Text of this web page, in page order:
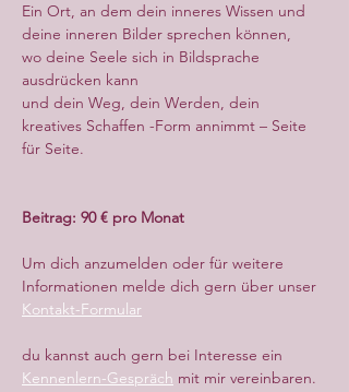
Ein Ort, an dem dein inneres Wissen und
deine inneren Bilder sprechen können,
wo deine Seele sich in Bildsprache
ausdrücken kann
und dein Weg, dein Werden, dein
kreatives Schaffen -Form annimmt – Seite
für Seite.
Beitrag: 90 € pro Monat
Um dich anzumelden oder für weitere
Informationen melde dich gern über unser
Kontakt-Formular
du kannst auch gern bei Interesse ein
Kennenlern-Gespräch mit mir vereinbaren.